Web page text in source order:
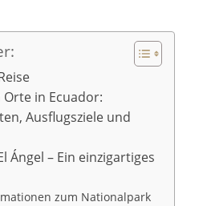
in Ecuador:
Ausflugsziele und
Ángel – Ein einzigartiges
zum Nationalpark